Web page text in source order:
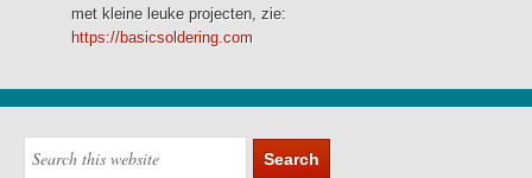
met kleine leuke projecten, zie:
https://basicsoldering.com